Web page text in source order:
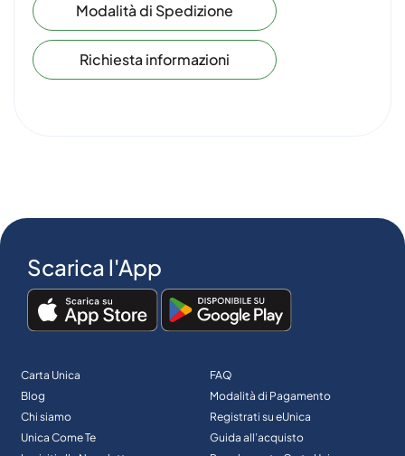
Modalità di Spedizione
Richiesta informazioni
Scarica l'App
Carta Unica
Blog
Chi siamo
Unica Come Te
FAQ
Modalità di Pagamento
Registrati su eUnica
Guida all’acquisto